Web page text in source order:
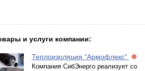
и услуги компании:
Теплоизоляция "Армофлекс"
Компания СибЭнерго реализует со